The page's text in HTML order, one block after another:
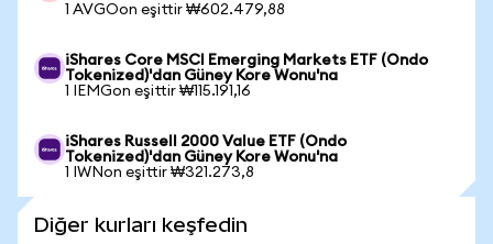
1 AVGOon eşittir ₩602.479,88
iShares Core MSCI Emerging Markets ETF (Ondo
Tokenized)'dan Güney Kore Wonu'na
1 IEMGon eşittir ₩115.191,16
iShares Russell 2000 Value ETF (Ondo
Tokenized)'dan Güney Kore Wonu'na
1 IWNon eşittir ₩321.273,8
Diğer kurları keşfedin